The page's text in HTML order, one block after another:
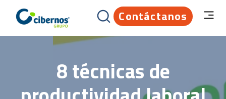
Contáctanos
8 técnicas de